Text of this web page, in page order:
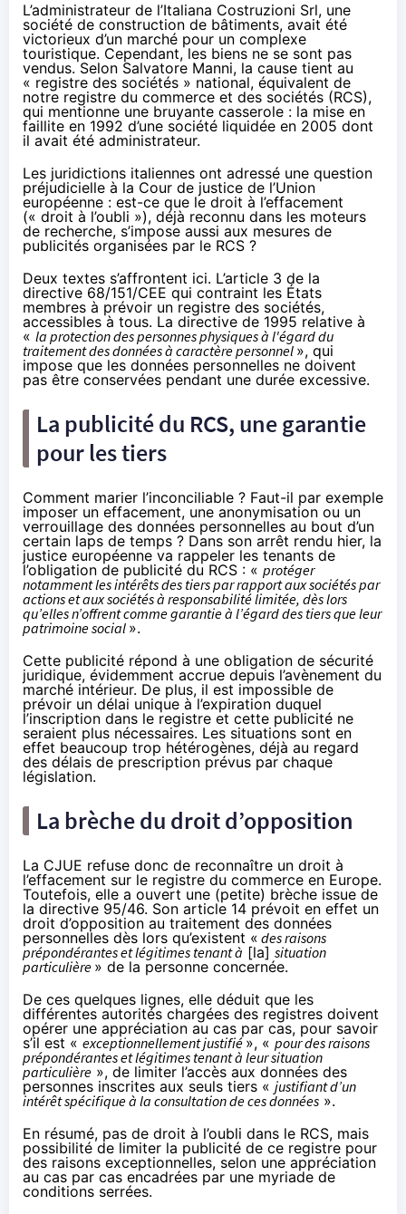
L’administrateur de l’Italiana Costruzioni Srl, une
société de construction de bâtiments, avait été
victorieux d’un marché pour un complexe
touristique. Cependant, les biens ne se sont pas
vendus. Selon Salvatore Manni, la cause tient au
« registre des sociétés » national, équivalent de
notre registre du commerce et des sociétés (RCS),
qui mentionne une bruyante casserole : la mise en
faillite en 1992 d’une société liquidée en 2005 dont
il avait été administrateur.
Les juridictions italiennes ont adressé une question
préjudicielle à la Cour de justice de l’Union
européenne : est-ce que le droit à l’effacement
(« droit à l’oubli »), déjà reconnu dans les moteurs
de recherche, s’impose aussi aux mesures de
publicités organisées par le RCS ?
Deux textes s’affrontent ici. L’article 3 de la
directive 68/151/CEE qui contraint les États
membres à prévoir un registre des sociétés,
accessibles à tous. La directive de 1995 relative à
« la protection des personnes physiques à l'égard du
traitement des données à caractère personnel », qui
impose que les données personnelles ne doivent
pas être conservées pendant une durée excessive.
La publicité du RCS, une garantie
pour les tiers
Comment marier l’inconciliable ? Faut-il par exemple
imposer un effacement, une anonymisation ou un
verrouillage des données personnelles au bout d’un
certain laps de temps ? Dans son arrêt rendu hier, la
justice européenne va rappeler les tenants de
l’obligation de publicité du RCS : « protéger
notamment les intérêts des tiers par rapport aux sociétés par
actions et aux sociétés à responsabilité limitée, dès lors
qu’elles n’offrent comme garantie à l’égard des tiers que leur
patrimoine social ».
Cette publicité répond à une obligation de sécurité
juridique, évidemment accrue depuis l’avènement du
marché intérieur. De plus, il est impossible de
prévoir un délai unique à l’expiration duquel
l’inscription dans le registre et cette publicité ne
seraient plus nécessaires. Les situations sont en
effet beaucoup trop hétérogènes, déjà au regard
des délais de prescription prévus par chaque
législation.
La brèche du droit d’opposition
La CJUE refuse donc de reconnaître un droit à
l’effacement sur le registre du commerce en Europe.
Toutefois, elle a ouvert une (petite) brèche issue de
la directive 95/46. Son article 14 prévoit en effet un
droit d’opposition au traitement des données
personnelles dès lors qu’existent « des raisons
prépondérantes et légitimes tenant à [la] situation
particulière » de la personne concernée.
De ces quelques lignes, elle déduit que les
différentes autorités chargées des registres doivent
opérer une appréciation au cas par cas, pour savoir
s’il est « exceptionnellement justifié», « pour des raisons
prépondérantes et légitimes tenant à leur situation
particulière », de limiter l’accès aux données des
personnes inscrites aux seuls tiers « justifiant d’un
intérêt spécifique à la consultation de ces données ».
En résumé, pas de droit à l’oubli dans le RCS, mais
possibilité de limiter la publicité de ce registre pour
des raisons exceptionnelles, selon une appréciation
au cas par cas encadrées par une myriade de
conditions serrées.